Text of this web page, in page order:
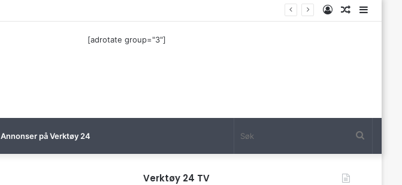
Sidebar
Tilfeldig
Log
[adrotate group="3"]
Annonser på Verktøy 24
Verktøy 24 TV